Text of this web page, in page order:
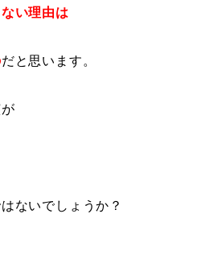
い理由は
だと思います。
ないでしょうか？